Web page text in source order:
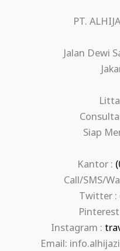
PT.
Jalan Dewi
Siap
Kantor :
Call/SMS/
Twitter :
Instagram :
Email: